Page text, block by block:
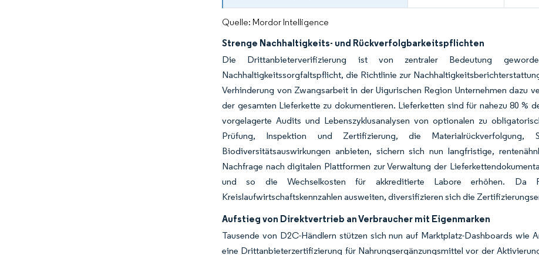
Quelle: Mordor Intelligence
Strenge Nachhaltigkeits- und Rückverfolgbarkeitspflichten
Die Drittanbieterverifizierung ist von zentraler Bedeutung
Nachhaltigkeitssorgfaltspflicht, die Richtlinie zur
Verhinderung von Zwangsarbeit in der Uigurischen Region Unternehmen dazu
der gesamten Lieferkette zu dokumentieren. Lieferketten sind für nahezu 80 %
vorgelagerte Audits und Lebenszyklusanalysen von optionalen zu
Prüfung, Inspektion und Zertifizierung, die
Biodiversitätsauswirkungen anbieten, sichern sich nun langfristige,
Nachfrage nach digitalen Plattformen zur Verwaltung der
und so die Wechselkosten für akkreditierte Labore erhöhen. Da
Kreislaufwirtschaftskennzahlen ausweiten, diversifizieren sich die
Aufstieg von Direktvertrieb an Verbraucher mit Eigenmarken
Tausende von D2C-Händlern stützen sich nun auf Marktplatz-Dashboards wie
eine Drittanbieterzertifizierung für Nahrungsergänzungsmittel vor der